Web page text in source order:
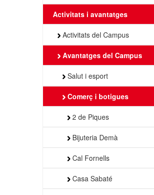
Activitats i avantatges
Activitats del Campus
Avantatges del Campus
Salut i esport
Comerç i botigues
2 de Piques
Bijuteria Demà
Cal Fornells
Casa Sabaté